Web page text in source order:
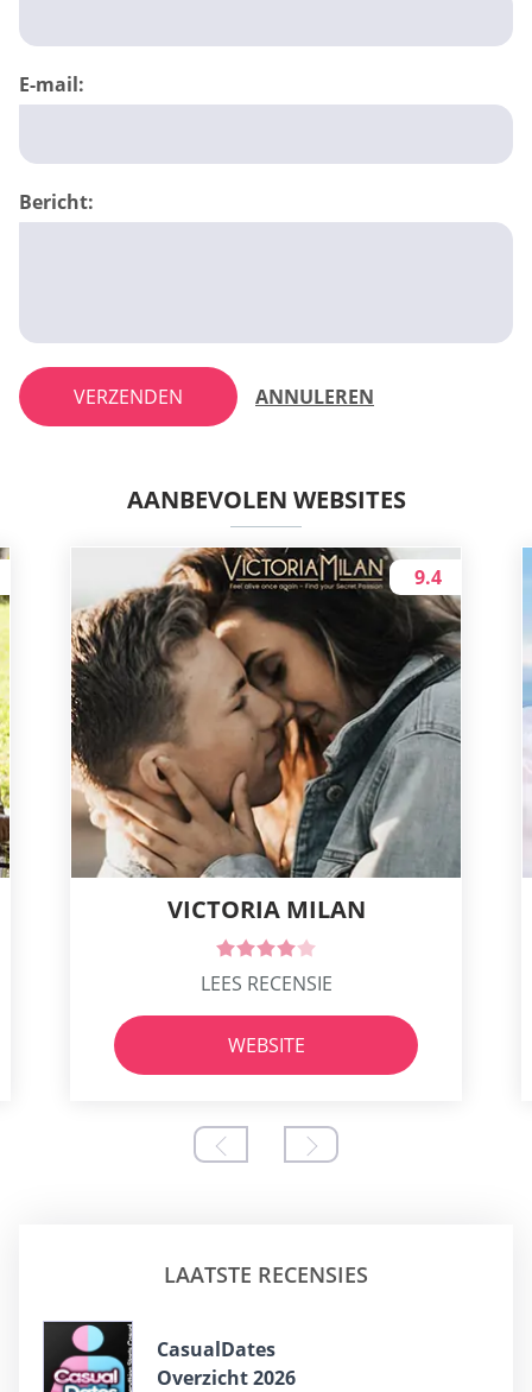
E-mail:
Bericht:
VERZENDEN ANNULEREN
AANBEVOLEN WEBSITES
VICTORIA MILAN
9.4
LEES RECENSIE
WEBSITE
LAATSTE RECENSIES
СasualDates
Overzicht 2026